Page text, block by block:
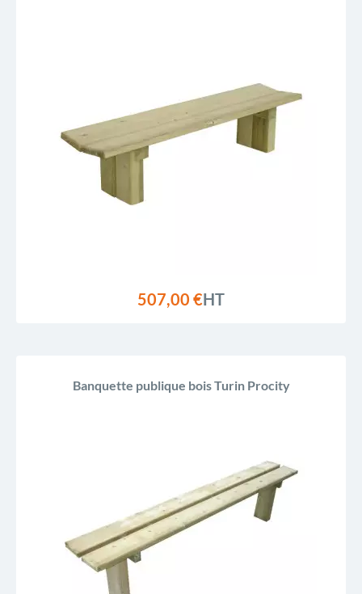
507,00 €HT
Banquette publique bois Turin Procity